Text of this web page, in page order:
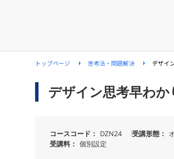
トップページ 思考法・問題解決 デザイ
デザイン思考早わ
コースコード DZN24 受講形態
受講料
個別設定